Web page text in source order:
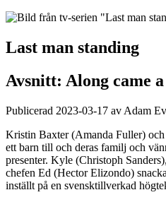
Last man standing
Avsnitt: Along came
Publicerad 2023-03-17 av Adam
Kristin Baxter (Amanda Fuller) och
ett barn till och deras familj och
presenter. Kyle (Christoph
chefen Ed (Hector Elizondo)
inställt på en svensktillverkad